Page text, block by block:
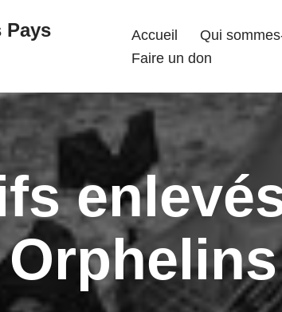
Pays
Accueil Qui
Faire un don